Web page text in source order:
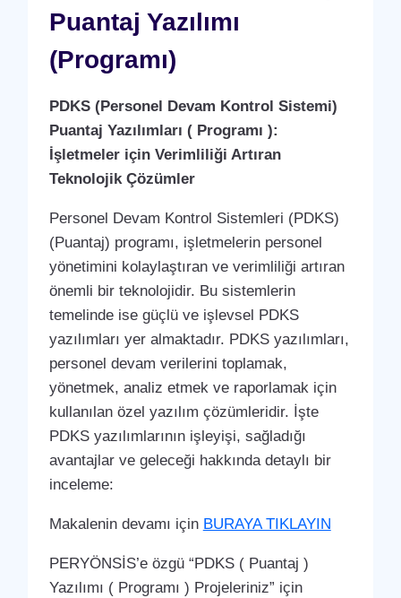
Puantaj Yazılımı
(Programı)
PDKS (Personel Devam Kontrol Sistemi)
Puantaj Yazılımları ( Programı ):
İşletmeler için Verimliliği Artıran
Teknolojik Çözümler
Personel Devam Kontrol Sistemleri (PDKS)
(Puantaj) programı, işletmelerin personel
yönetimini kolaylaştıran ve verimliliği artıran
önemli bir teknolojidir. Bu sistemlerin
temelinde ise güçlü ve işlevsel PDKS
yazılımları yer almaktadır. PDKS yazılımları,
personel devam verilerini toplamak,
yönetmek, analiz etmek ve raporlamak için
kullanılan özel yazılım çözümleridir. İşte
PDKS yazılımlarının işleyişi, sağladığı
avantajlar ve geleceği hakkında detaylı bir
inceleme:
Makalenin devamı için BURAYA TIKLAYIN
PERYÖNSİS’e özgü “PDKS ( Puantaj )
Yazılımı ( Programı ) Projeleriniz” için